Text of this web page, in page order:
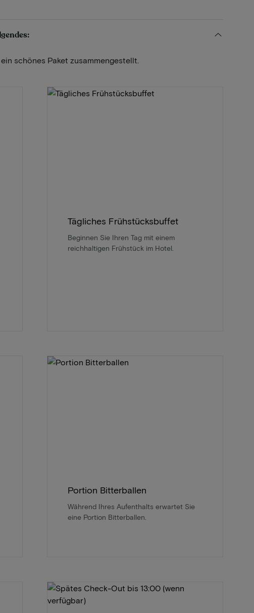
schönes Paket zusammengestellt.
Tägliches Frühstücksbuffet
Beginnen Sie Ihren Tag mit einem
reichhaltigen Frühstück im Hotel.
Portion Bitterballen
Während Ihres Aufenthalts erwartet Sie
eine Portion Bitterballen.